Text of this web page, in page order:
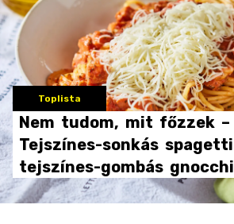
Toplista
Nem tudom, mit főzzek –
Tejszínes-sonkás spagetti
tejszínes-gombás gnocchi